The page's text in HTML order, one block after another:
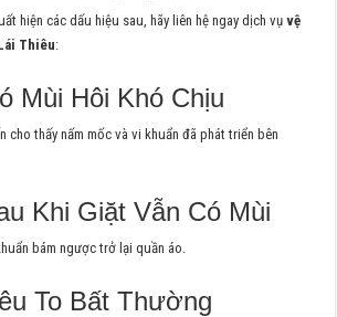
hiện các dấu hiệu sau, hãy liên hệ ngay dịch vụvệ
Thiêu:
Mùi Hôi Khó Chịu
cho thấy nấm mốc và vi khuẩn đã phát triển bên
Khi Giặt Vẫn Có Mùi
bám ngược trở lại quần áo.
To Bất Thường